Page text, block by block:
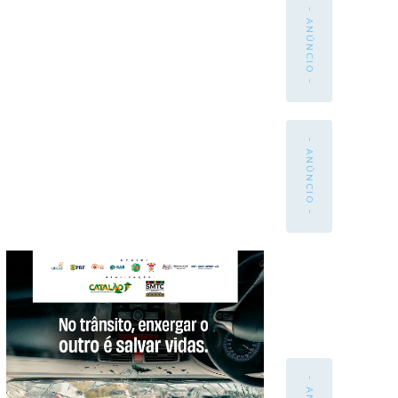
- ANÚNCIO -
- ANÚNCIO -